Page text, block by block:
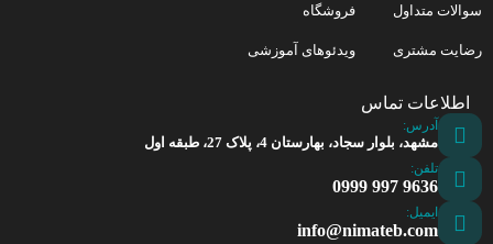
سوالات متداول
رضایت مشتری
فروشگاه
ویدئوهای آموزشی
اطلاعات تماس
آدرس:
مشهد، بلوار سجاد، بهارستان 4، پلاک 27، طبقه اول
تلفن:
9636 997 0999
ایمیل:
info@nimateb.com